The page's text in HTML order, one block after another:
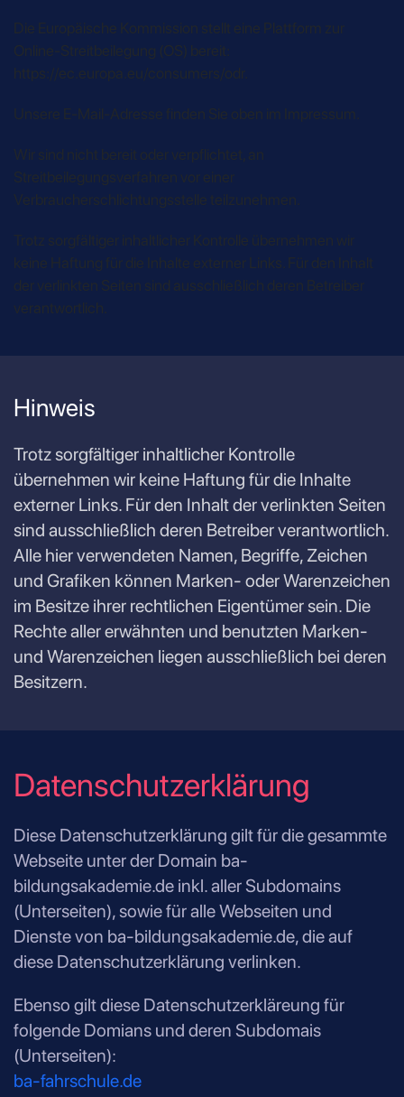
Die Europäische Kommission stellt eine Plattform zur
Online-Streitbeilegung (OS) bereit:
https://ec.europa.eu/consumers/odr.
Unsere E-Mail-Adresse finden Sie oben im Impressum.
Wir sind nicht bereit oder verpflichtet, an
Streitbeilegungsverfahren vor einer
Verbraucherschlichtungsstelle teilzunehmen.
Trotz sorgfältiger inhaltlicher Kontrolle übernehmen wir
keine Haftung für die Inhalte externer Links. Für den Inhalt
der verlinkten Seiten sind ausschließlich deren Betreiber
verantwortlich.
Hinweis
Trotz sorgfältiger inhaltlicher Kontrolle
übernehmen wir keine Haftung für die Inhalte
externer Links. Für den Inhalt der verlinkten Seiten
sind ausschließlich deren Betreiber verantwortlich.
Alle hier verwendeten Namen, Begriffe, Zeichen
und Grafiken können Marken- oder Warenzeichen
im Besitze ihrer rechtlichen Eigentümer sein. Die
Rechte aller erwähnten und benutzten Marken-
und Warenzeichen liegen ausschließlich bei deren
Besitzern.
Datenschutzerklärung
Diese Datenschutzerklärung gilt für die gesammte
Webseite unter der Domain ba-
bildungsakademie.de inkl. aller Subdomains
(Unterseiten), sowie für alle Webseiten und
Dienste von ba-bildungsakademie.de, die auf
diese Datenschutzerklärung verlinken.
Ebenso gilt diese Datenschutzerkläreung für
folgende Domians und deren Subdomais
(Unterseiten):
ba-fahrschule.de